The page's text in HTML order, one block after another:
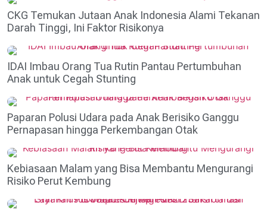
CKG Temukan Jutaan Anak Indonesia Alami Tekanan
Darah Tinggi, Ini Faktor Risikonya
IDAI Imbau Orang Tua Rutin Pantau Pertumbuhan
Anak untuk Cegah Stunting
Paparan Polusi Udara pada Anak Berisiko Ganggu
Pernapasan hingga Perkembangan Otak
Kebiasaan Malam yang Bisa Membantu Mengurangi
Risiko Perut Kembung